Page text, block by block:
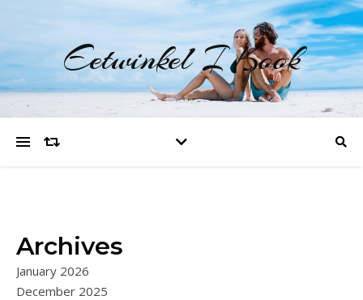
Eetwinkel I Kook
Archives
January 2026
December 2025